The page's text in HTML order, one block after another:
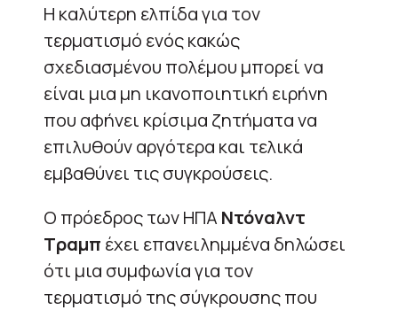
Η καλύτερη ελπίδα για τον
τερματισμό ενός κακώς
σχεδιασμένου πολέμου μπορεί να
είναι μια μη ικανοποιητική ειρήνη
που αφήνει κρίσιμα ζητήματα να
επιλυθούν αργότερα και τελικά
εμβαθύνει τις συγκρούσεις.
Ο πρόεδρος των ΗΠΑ Ντόναλντ
Τραμπ έχει επανειλημμένα δηλώσει
ότι μια συμφωνία για τον
τερματισμό της σύγκρουσης που